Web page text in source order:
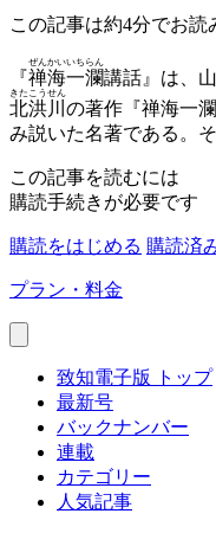
この記事は約4分でお読
『禅
ぜん
海
かい
一
いち
瀾
らん
講話』は、
北
きた
洪
こう
川
せん
の著作『禅海一
み説いた名著である。
この記事を読むには
購読手続きが必要です
購読をはじめる 購読済
プラン・料金
致知電子版 トップ
最新号
バックナンバー
連載
カテゴリー
人気記事